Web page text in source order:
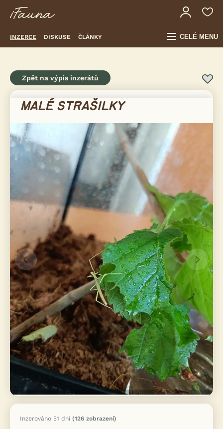
INZERCE DISKUSE ČLÁNKY CELÉ MENU
Zpět na výpis inzerátů
Inzerováno 51 dní (126 zobrazení)
MALÉ STRAŠILKY